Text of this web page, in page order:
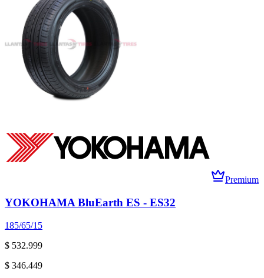
Premium
YOKOHAMA BluEarth ES - ES32
185/65/15
$ 532.999
$ 346.449